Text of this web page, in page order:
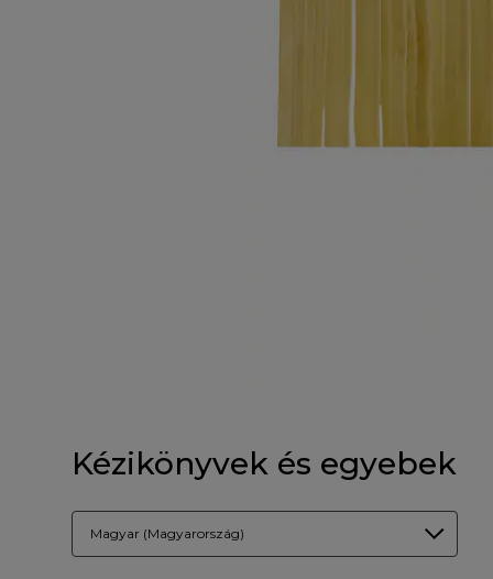
Kézikönyvek és egyebek
Magyar (Magyarország)